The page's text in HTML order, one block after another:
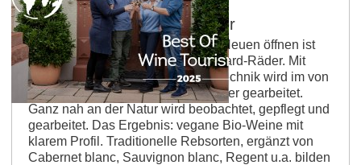
Bio-Weingut Bernhard-Räder
Tradition bewahren und sich dem Neuen öffnen ist
das Motto der Winzerfamilie Bernhard-Räder. Mit
moderner und traditioneller Kellertechnik wird im von
alten Burgmauern umgebenen Keller gearbeitet.
Ganz nah an der Natur wird beobachtet, gepflegt und
gearbeitet. Das Ergebnis: vegane Bio-Weine mit
klarem Profil. Traditionelle Rebsorten, ergänzt von
Cabernet blanc, Sauvignon blanc, Regent u.a. bilden